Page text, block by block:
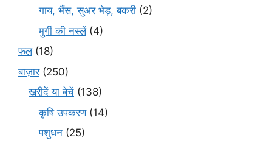
गाय, भैंस, सुअर भेड़, बकरी (2)
मुर्गी की नस्लें(4)
फल(18)
बाज़ार(250)
खरीदें या बेचें (138)
कृषि उपकरण(14)
पशुधन (25)